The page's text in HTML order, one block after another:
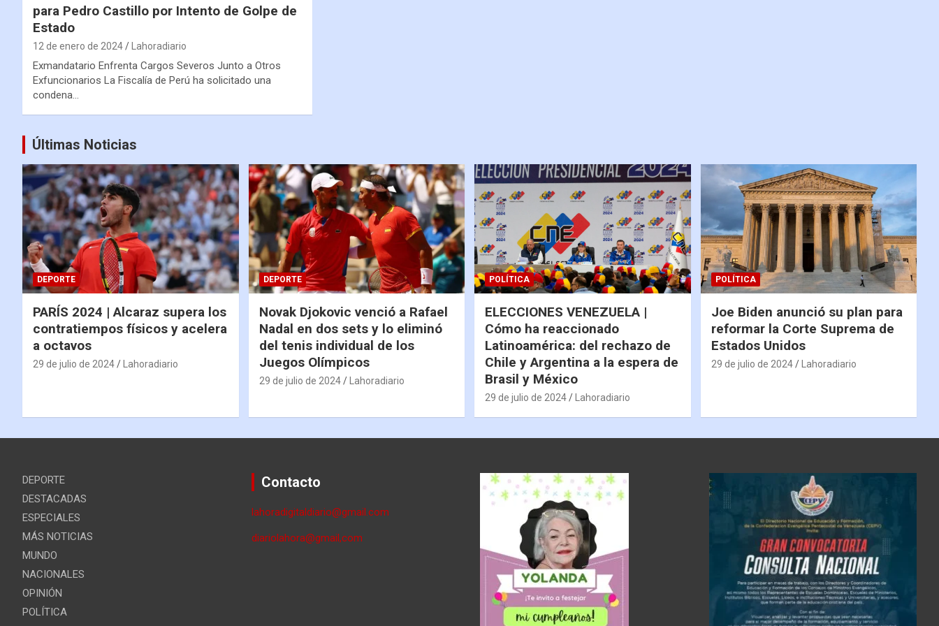
para Pedro Castillo por Intento de Golpe de
Estado
12 de enero de 2024 Lahoradiario
Exmandatario Enfrenta Cargos Severos Junto a Otros
Exfuncionarios La Fiscalía de Perú ha solicitado una
condena…
Últimas Noticias
DEPORTE
PARÍS 2024 | Alcaraz supera los
contratiempos físicos y acelera
a octavos
29 de julio de 2024 Lahoradiario
DEPORTE
Novak Djokovic venció a Rafael
Nadal en dos sets y lo eliminó
del tenis individual de los
Juegos Olímpicos
29 de julio de 2024 Lahoradiario
POLÍTICA
ELECCIONES VENEZUELA |
Cómo ha reaccionado
Latinoamérica: del rechazo de
Chile y Argentina a la espera de
Brasil y México
29 de julio de 2024 Lahoradiario
POLÍTICA
Joe Biden anunció su plan para
reformar la Corte Suprema de
Estados Unidos
29 de julio de 2024 Lahoradiario
DEPORTE
DESTACADAS
ESPECIALES
MÁS NOTICIAS
MUNDO
NACIONALES
OPINIÓN
POLÍTICA
Contacto
lahoradigitaldiario@gmail.com
diariolahora@gmail,com